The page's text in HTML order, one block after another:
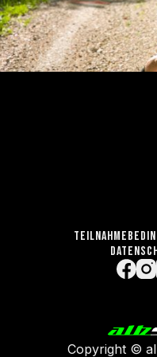
Copyright ©